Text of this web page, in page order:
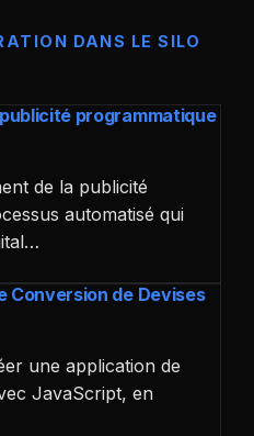
DANS LE SILO
programmatique
de la publicité
automatisé qui
Conversion de Devises
une application de
JavaScript, en